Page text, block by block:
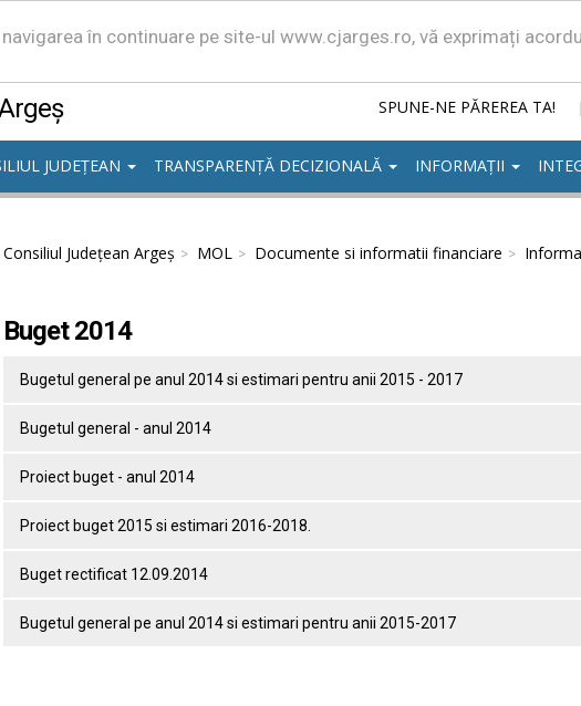
în continuare pe site-ul www.cjarges.ro, vă exprimați
SPUNE-NE PĂREREA TA! |
JUDEȚEAN TRANSPARENȚĂ DECIZIONALĂ INFORMAȚII
Consiliul Județean Argeș MOL Documente si informatii financiare
Buget 2014
Bugetul general pe anul 2014 si estimari pentru anii 2015 - 2017
Bugetul general - anul 2014
Proiect buget - anul 2014
Proiect buget 2015 si estimari 2016-2018.
Buget rectificat 12.09.2014
Bugetul general pe anul 2014 si estimari pentru anii 2015-2017